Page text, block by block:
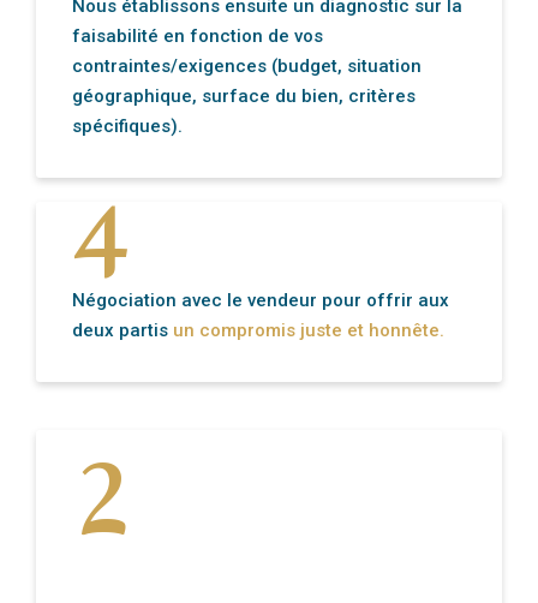
Nous établissons ensuite un diagnostic sur la
faisabilité en fonction de vos
contraintes/exigences (budget, situation
géographique, surface du bien, critères
spécifiques).
4
Négociation avec le vendeur pour offrir aux
deux partis un compromis juste et honnête.
2